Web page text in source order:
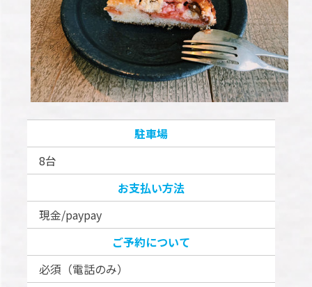
駐車場
8台
お支払い方法
現金/paypay
ご予約について
必須（電話のみ）